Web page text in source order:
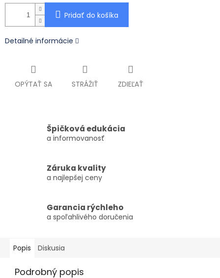
Pridať do košíka
Detailné informácie
OPÝTAŤ SA STRÁŽIŤ ZDIEĽAŤ
Špičková edukácia
a informovanosť
Záruka kvality
a najlepšej ceny
Garancia rýchleho
a spoľahlivého doručenia
Popis Diskusia
Podrobný popis